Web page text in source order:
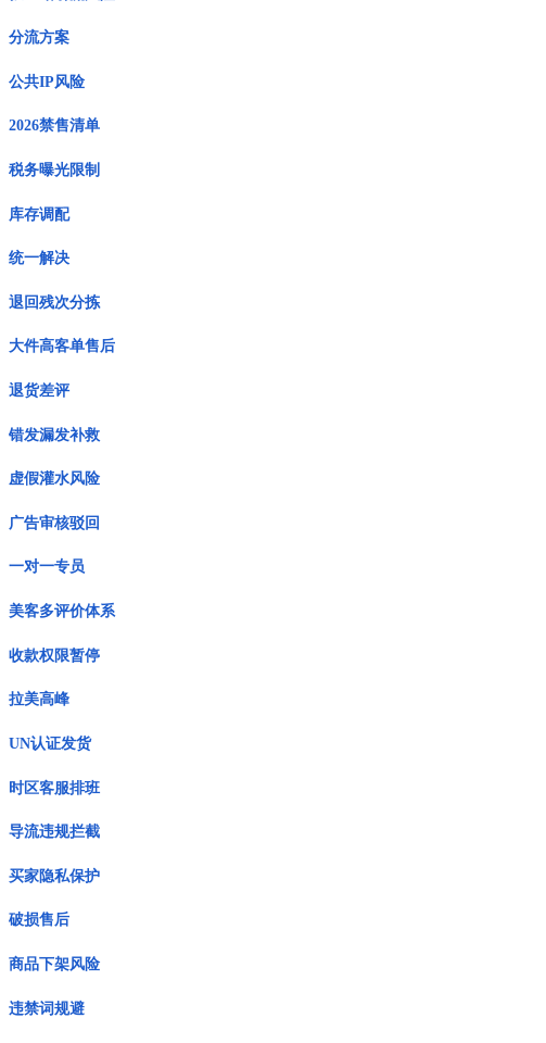
分流方案
公共IP风险
2026禁售清单
税务曝光限制
库存调配
统一解决
退回残次分拣
大件高客单售后
退货差评
错发漏发补救
虚假灌水风险
广告审核驳回
一对一专员
美客多评价体系
收款权限暂停
拉美高峰
UN认证发货
时区客服排班
导流违规拦截
买家隐私保护
破损售后
商品下架风险
违禁词规避